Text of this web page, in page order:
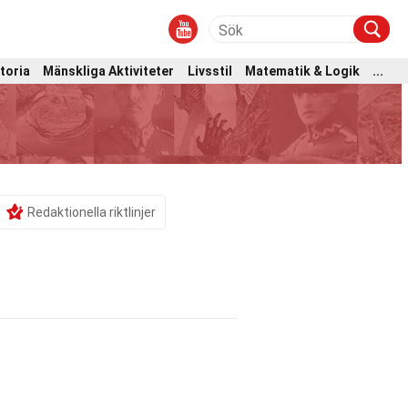
Mänskliga Aktiviteter Livsstil Matematik & Logik ...
Redaktionella riktlinjer